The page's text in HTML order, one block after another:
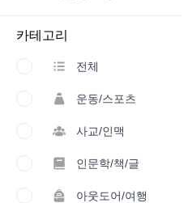
카테고리
전체
운동/스포츠
사교/인맥
인문학/책/글
아웃도어/여행